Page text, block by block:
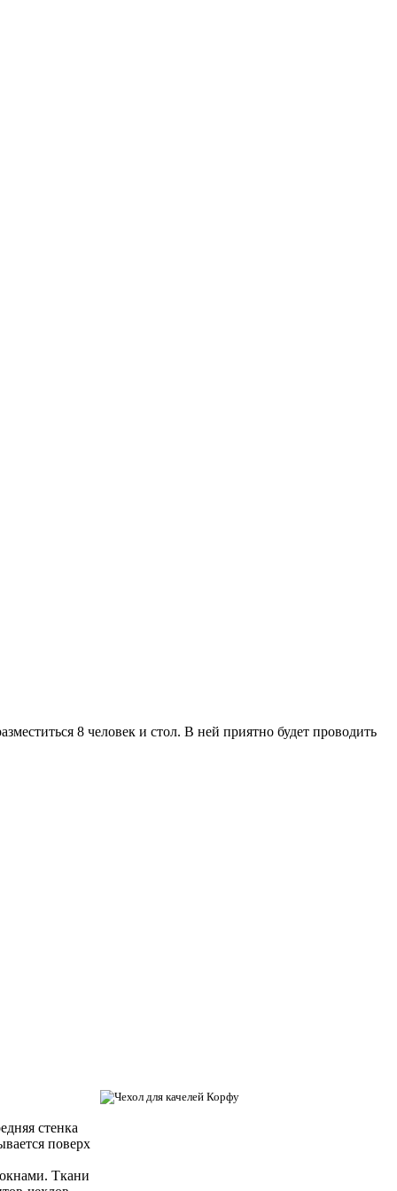
8 человек и стол. В ней приятно будет проводить
стенка
поверх
Ткaни